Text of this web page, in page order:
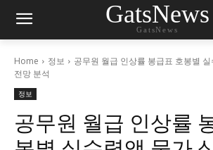
GatsNews
GatsNews
Home 정보
공무원 월급 인상률 봉급표 호봉별
전망 분석
정보
공무원 월급 인상률